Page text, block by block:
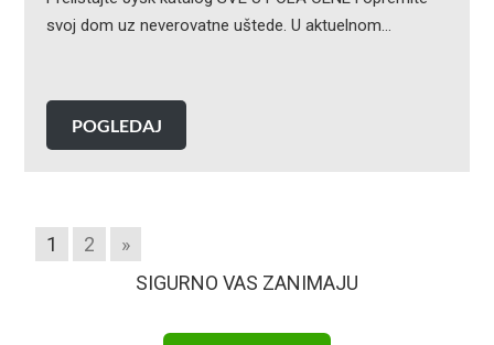
svoj dom uz neverovatne uštede. U aktuelnom…
POGLEDAJ
1 2
»
SIGURNO VAS ZANIMAJU